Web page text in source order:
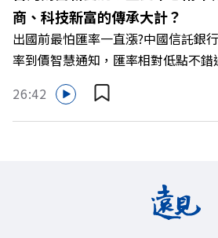
https://gvmkt.pse.is/9al3px ✨關注
LINE：https://reurl.cc/A4ELQp IG：
https://bit.ly/3AjBWNV YT：
Powered by Firstory Hosting
商、科技新富的傳承大計？
出國前最怕匯率一直漲?中國信託銀
率到價智慧通知，匯率相對低點不錯
最高減3分等優惠 立即設定：
投資外幣如幣別轉換可能產生匯兌損
況審慎投資。 完整注意事項詳見網
在政府力推「亞洲資產管理中心」政
年的關鍵時刻，台灣的投信、信託與
26:42